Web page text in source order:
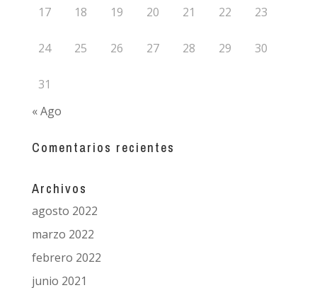
17 18 19 20 21 22 23
24 25 26 27 28 29 30
31
« Ago
Comentarios recientes
Archivos
agosto 2022
marzo 2022
febrero 2022
junio 2021